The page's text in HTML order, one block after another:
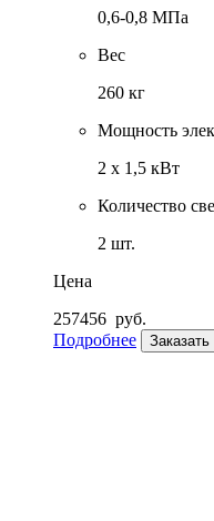
0,6-0,8 МПа
Вес
260 кг
Мощность
2 x 1,5 кВт
Количество
2 шт.
Цена
257456 руб.
Подробнее
Заказать